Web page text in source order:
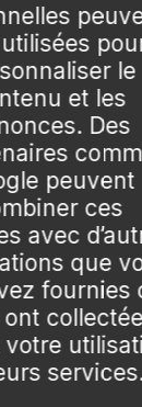
plante
qui en fait un
de tous
réussir sa
les
bien qu’il
exposition au
frais. Évitez
feuilles
le
et les
Des
peuvent
ces
avec
que
fournies
ont
votre